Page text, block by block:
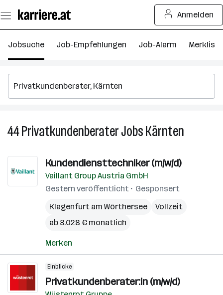
Seiteninhalt
springen
Anmelden
Jobsuche Job-Empfehlungen Job-Alarm Merkliste
44PrivatkundenberaterJobsKärnten
Kundendiensttechniker (m/w/d)
Vaillant Group Austria GmbH
Gestern veröffentlicht
Gesponsert
Klagenfurt am Wörthersee
Vollzeit
ab 3.028 € monatlich
Merken
Einblicke
Privatkundenberater:in (m/w/d)